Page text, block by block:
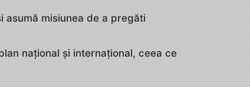
asumă misiunea de a pregăti
naţional şi internaţional, ceea ce